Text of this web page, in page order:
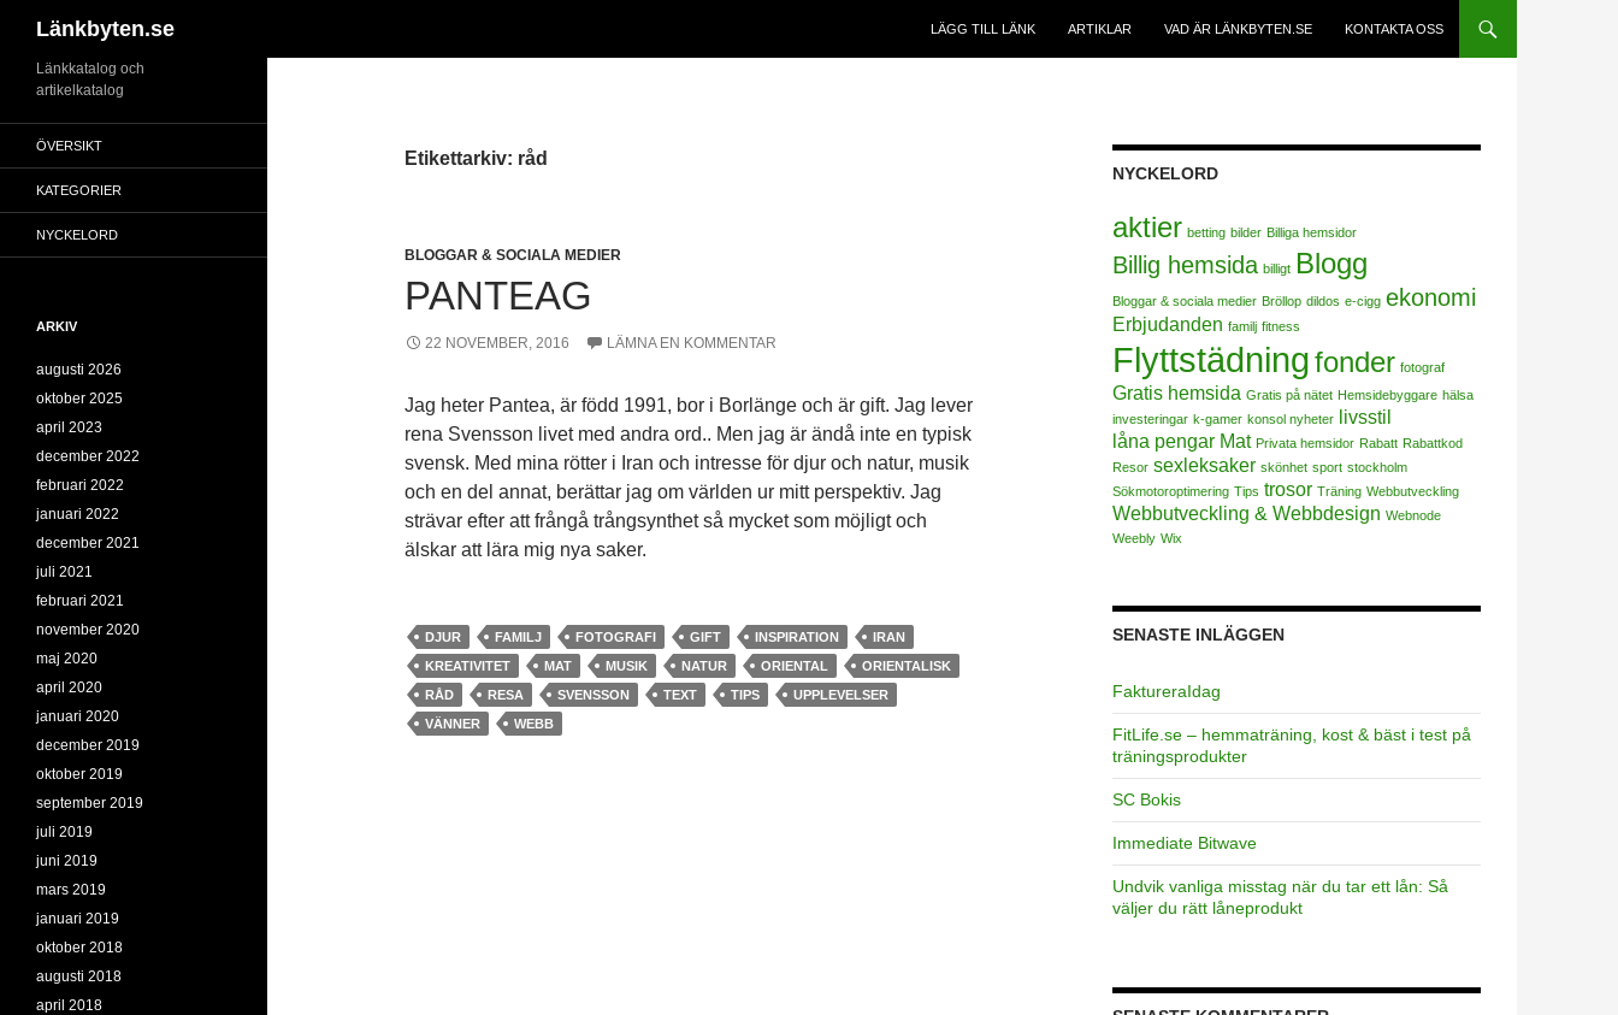
Hoppa
innehåll
Länkbyten.se LÄGG TILL LÄNK ARTIKLAR VAD ÄR LÄNKBYTEN.SE KONTAKTA OSS
Etikettarkiv: råd
BLOGGAR & SOCIALA MEDIER
PANTEAG
22 NOVEMBER, 2016 LÄMNA EN KOMMENTAR
Jag heter Pantea, är född 1991, bor i Borlänge och är gift. Jag lever
rena Svensson livet med andra ord.. Men jag är ändå inte en typisk
svensk. Med mina rötter i Iran och intresse för djur och natur, musik
och en del annat, berättar jag om världen ur mitt perspektiv. Jag
strävar efter att frångå trångsynthet så mycket som möjligt och
älskar att lära mig nya saker.
DJUR FAMILJ FOTOGRAFI GIFT INSPIRATION
IRAN
KREATIVITET
MAT MUSIK NATUR ORIENTAL
ORIENTALISK
RÅD
RESA SVENSSON TEXT TIPS
UPPLEVELSER
VÄNNER
WEBB
NYCKELORD
aktier betting bilder Billiga hemsidor
Billig hemsida billigt Blogg
Bloggar & sociala medier Bröllop dildos e-cigg ekonomi
Erbjudanden familj fitness
Flyttstädningfonder fotograf
Gratis hemsida Gratis på nätet Hemsidebyggare hälsa
investeringar k-gamer konsol nyheter
livsstil
låna pengar Mat Privata hemsidor Rabatt Rabattkod
Resor sexleksaker skönhet sport stockholm
Sökmotoroptimering Tips trosor Träning Webbutveckling
Webbutveckling & Webbdesign Webnode
Weebly Wix
SENASTE INLÄGGEN
FaktureraIdag
FitLife.se – hemmaträning, kost & bäst i test på
träningsprodukter
SC Bokis
Immediate Bitwave
Undvik vanliga misstag när du tar ett lån: Så
väljer du rätt låneprodukt
Länkkatalog och
artikelkatalog
ÖVERSIKT
KATEGORIER
NYCKELORD
ARKIV
augusti 2026
oktober 2025
april 2023
december 2022
februari 2022
januari 2022
december 2021
juli 2021
februari 2021
november 2020
maj 2020
april 2020
januari 2020
december 2019
oktober 2019
september 2019
juli 2019
juni 2019
mars 2019
januari 2019
oktober 2018
augusti 2018
april 2018